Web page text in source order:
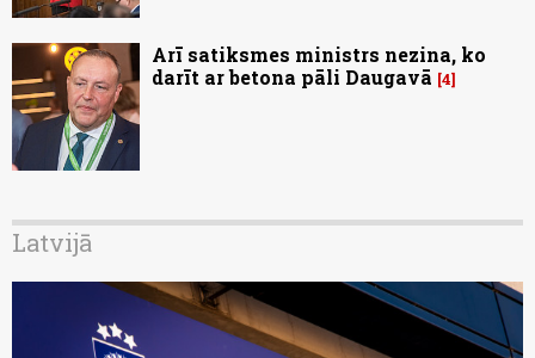
Arī satiksmes ministrs nezina, ko
darīt ar betona pāli Daugavā 4
Latvijā